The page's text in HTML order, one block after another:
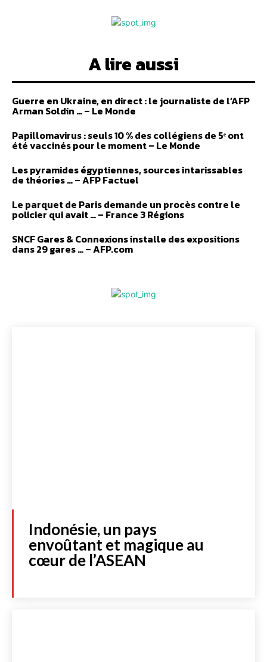
A lire aussi
Guerre en Ukraine, en direct : le journaliste de l’AFP
Arman Soldin … – Le Monde
Papillomavirus : seuls 10 % des collégiens de 5ᵉ ont
été vaccinés pour le moment – Le Monde
Les pyramides égyptiennes, sources intarissables
de théories … – AFP Factuel
Le parquet de Paris demande un procès contre le
policier qui avait … – France 3 Régions
SNCF Gares & Connexions installe des expositions
dans 29 gares … – AFP.com
Indonésie, un pays
envoûtant et magique au
cœur de l’ASEAN